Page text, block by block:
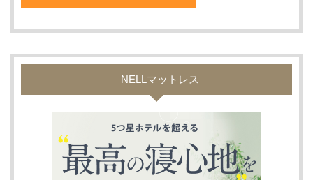
NELLマットレス